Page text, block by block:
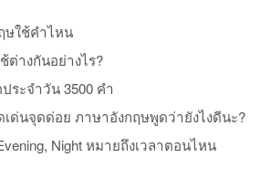
ใช้คำไหน
ต่างกันอย่างไร?
ระจำวัน 3500 คำ
ด่นจุดด่อย ภาษาอังกฤษพูดว่ายังไงดีนะ?
Night หมายถึงเวลาตอนไหน